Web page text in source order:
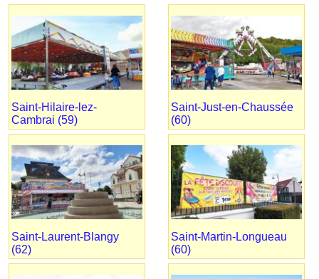
Saint-Hilaire-lez-
Cambrai (59)
Saint-Just-en-Chaussée
(60)
Saint-Laurent-Blangy
(62)
Saint-Martin-Longueau
(60)